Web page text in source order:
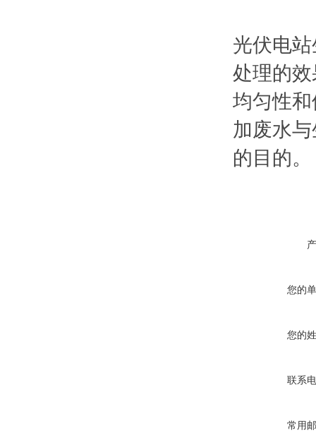
光伏电
处理的
均匀性
加废水
的目的。
您的
您的
联系
常用